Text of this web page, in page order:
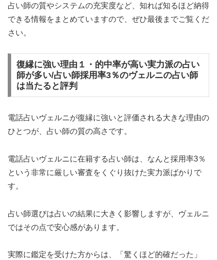
占い師の質やシステムの充実度など、知れば知るほど納得
できる情報をまとめていますので、ぜひ最後までご覧くだ
さい。
復縁に強い理由１・的中率が高い実力派の占い
師が多い/占い師採用率3％のヴェルニの占い師
は当たると評判
電話占いヴェルニが復縁に強いと評価される大きな理由の
ひとつが、占い師の質の高さです。
電話占いヴェルニに在籍する占い師は、なんと採用率3％
という非常に厳しい審査をくぐり抜けた実力派ばかりで
す。
占い師選びは占いの結果に大きく影響しますが、ヴェルニ
ではその点で安心感があります。
実際に鑑定を受けた方からは、「驚くほど的確だった」